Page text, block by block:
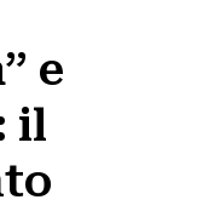
e
il